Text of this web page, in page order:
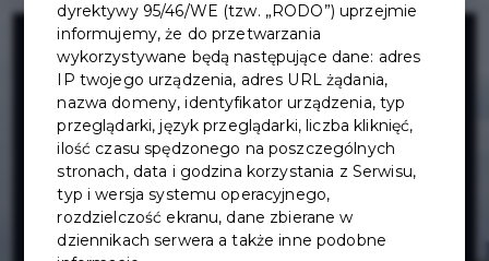
Budowa
chodnika i
miejsc
postojowych
dyrektywy 95/46/WE (tzw. „RODO”) uprzejmie
informujemy, że do przetwarzania
wykorzystywane będą następujące dane: adres
IP twojego urządzenia, adres URL żądania,
nazwa domeny, identyfikator urządzenia, typ
przeglądarki, język przeglądarki, liczba kliknięć,
ilość czasu spędzonego na poszczególnych
stronach, data i godzina korzystania z Serwisu,
typ i wersja systemu operacyjnego,
rozdzielczość ekranu, dane zbierane w
dziennikach serwera a także inne podobne